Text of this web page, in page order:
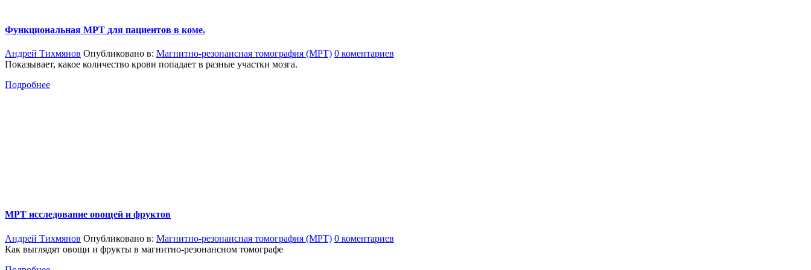
Функциональная МРТ для пациентов в коме.
Андрей Тихмянов Опубликовано в: Магнитно-резонансная томография (МРТ) 0 коментариев
Показывает, какое количество крови попадает в разные участки мозга.
Подробнее
МРТ исследование овощей и фруктов
Андрей Тихмянов Опубликовано в: Магнитно-резонансная томография (МРТ) 0 коментариев
Как выглядят овощи и фрукты в магнитно-резонансном томографе